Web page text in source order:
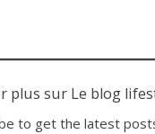
plus sur Le blog
to get the latest